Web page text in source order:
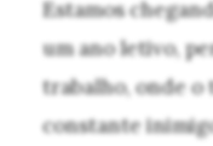
Estamos
um ano letivo,
trabalho, onde o
constante